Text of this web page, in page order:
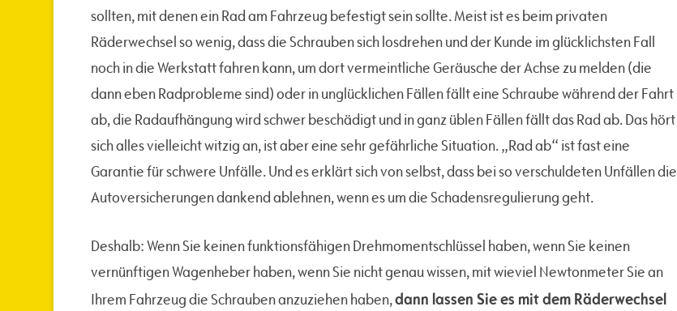
sollten, mit denen ein Rad am Fahrzeug befestigt sein sollte. Meist ist es beim privaten
Räderwechsel so wenig, dass die Schrauben sich losdrehen und der Kunde im glücklichsten Fall
noch in die Werkstatt fahren kann, um dort vermeintliche Geräusche der Achse zu melden (die
dann eben Radprobleme sind) oder in unglücklichen Fällen fällt eine Schraube während der Fahrt
ab, die Radaufhängung wird schwer beschädigt und in ganz üblen Fällen fällt das Rad ab. Das hört
sich alles vielleicht witzig an, ist aber eine sehr gefährliche Situation. „Rad ab“ ist fast eine
Garantie für schwere Unfälle. Und es erklärt sich von selbst, dass bei so verschuldeten Unfällen die
Autoversicherungen dankend ablehnen, wenn es um die Schadensregulierung geht.
Deshalb: Wenn Sie keinen funktionsfähigen Drehmomentschlüssel haben, wenn Sie keinen
vernünftigen Wagenheber haben, wenn Sie nicht genau wissen, mit wieviel Newtonmeter Sie an
Ihrem Fahrzeug die Schrauben anzuziehen haben,dann lassen Sie es mit dem Räderwechsel